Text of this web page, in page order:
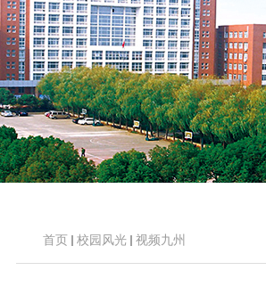
首页 校园风光 视频九州